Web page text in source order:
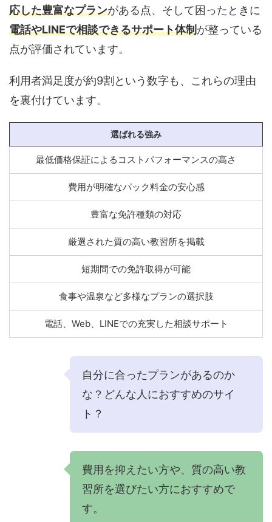
応した豊富なプランがある点、そして困ったときに
電話やLINEで相談できるサポート体制が整っている
点が評価されています。
利用者満足度が約9割という数字も、これらの理由
を裏付けています。
選ばれる強み
最低価格保証によるコストパフォーマンスの高さ
費用が明確なパック料金の安心感
豊富な免許種類の対応
厳選された質の高い教習所を掲載
短期間での免許取得が可能
食事や温泉など多様なプランの選択肢
電話、Web、LINEでの充実した相談サポート
自分に合ったプランがあるのか
な？どんな人におすすめのサイ
ト？
費用を抑えたい方や、質の高い教
習所を選びたい方におすすめで
す。